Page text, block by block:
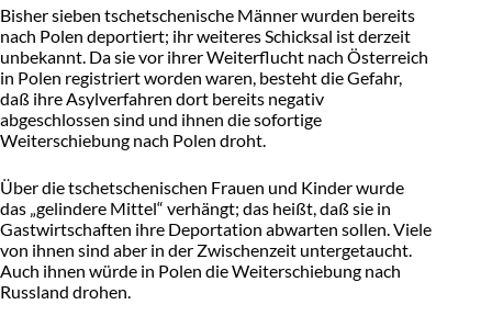
Bisher sieben tschetschenische Männer wurden bereits
nach Polen deportiert; ihr weiteres Schicksal ist derzeit
unbekannt. Da sie vor ihrer Weiterflucht nach Österreich
in Polen registriert worden waren, besteht die Gefahr,
daß ihre Asylverfahren dort bereits negativ
abgeschlossen sind und ihnen die sofortige
Weiterschiebung nach Polen droht.
Über die tschetschenischen Frauen und Kinder wurde
das „gelindere Mittel“ verhängt; das heißt, daß sie in
Gastwirtschaften ihre Deportation abwarten sollen. Viele
von ihnen sind aber in der Zwischenzeit untergetaucht.
Auch ihnen würde in Polen die Weiterschiebung nach
Russland drohen.